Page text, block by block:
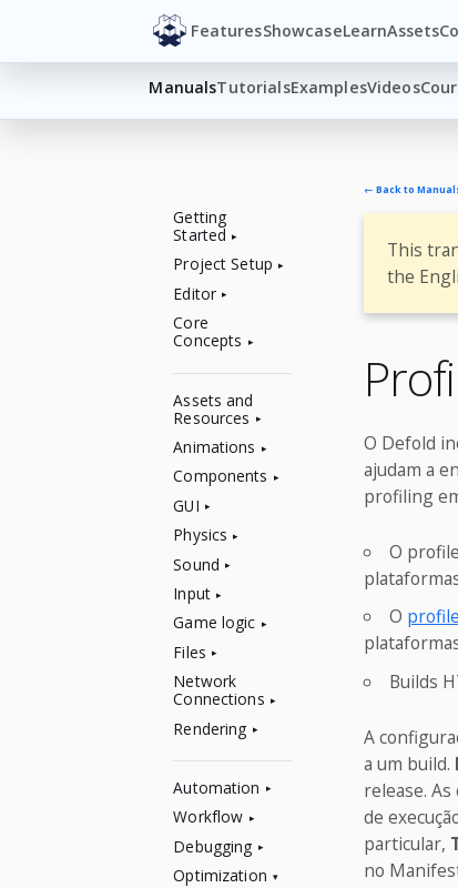
FeaturesShowcaseLearnAssets
ManualsTutorialsExamplesVideos
Getting
Started
Project Setup
Editor
Core
Concepts
Assets and
Resources
Animations
Components
GUI
Physics
Sound
Input
Game logic
Files
Network
Connections
Rendering
Automation
Workflow
Debugging
Optimization
← Back to
This
the
O Defold
ajudam a
profiling
O
O
Builds
A
a um build.
release.
de
particular,
no